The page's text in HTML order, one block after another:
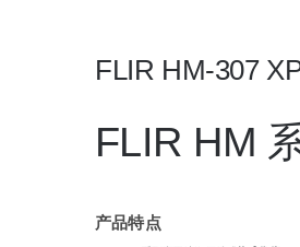
FLIR HM-307
FLIR HM
产品特点